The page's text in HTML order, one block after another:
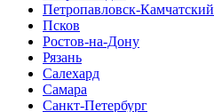
Петропавловск-Камчатский
Псков
Ростов-на-Дону
Рязань
Салехард
Самара
Санкт-Петербург